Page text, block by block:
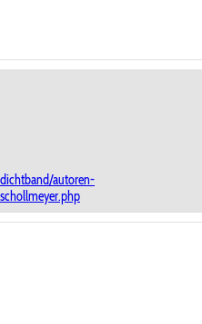
autoren-